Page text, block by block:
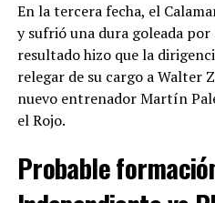
En la tercera fecha, el
y sufrió una dura goleada
resultado hizo que la
relegar de su cargo a Walter
nuevo entrenador Martín
el Rojo.
Probable